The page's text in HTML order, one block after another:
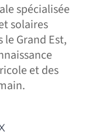
spécialisée
solaires
Grand Est,
et des